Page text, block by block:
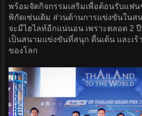
พร้อมจัดกิจกรรมเสริมเพื่อต้อนรับแฟน
พิกัดเช่นเดิม ส่วนด้านการแข่งขันในส
จะมีไฮไลท์อีกแน่นอน เพราะตลอด 2
เป็นสนามแข่งขันที่สนุก ตื่นเต้น และเ
ของโลก